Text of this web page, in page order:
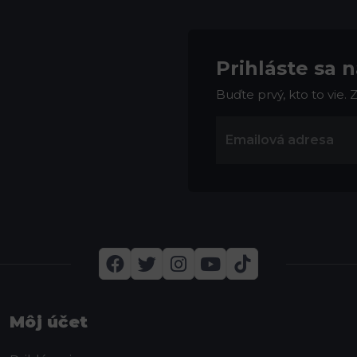
Prihláste sa
Buďte prvý, kto to vie.
Môj účet